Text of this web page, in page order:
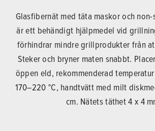
Glasfibernät med täta maskor och
är ett behändigt hjälpmedel vid
förhindrar mindre grillprodukter från
Steker och bryner maten snabbt.
öppen eld, rekommenderad
170–220 °C, handtvätt med milt
cm. Nätets täthet 4 x 4